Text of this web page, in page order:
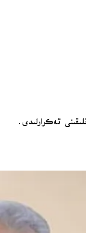
تەكرارلىدى.